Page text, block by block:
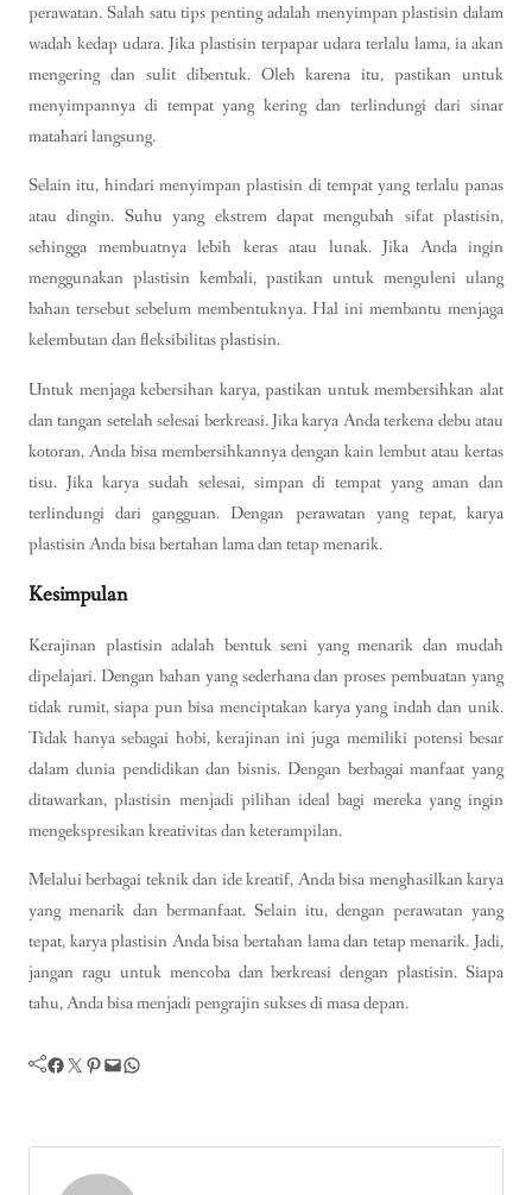
perawatan. Salah satu tips penting adalah menyimpan plastisin dalam
wadah kedap udara. Jika plastisin terpapar udara terlalu lama, ia akan
mengering dan sulit dibentuk. Oleh karena itu, pastikan untuk
menyimpannya di tempat yang kering dan terlindungi dari sinar
matahari langsung.
Selain itu, hindari menyimpan plastisin di tempat yang terlalu panas
atau dingin. Suhu yang ekstrem dapat mengubah sifat plastisin,
sehingga membuatnya lebih keras atau lunak. Jika Anda ingin
menggunakan plastisin kembali, pastikan untuk menguleni ulang
bahan tersebut sebelum membentuknya. Hal ini membantu menjaga
kelembutan dan fleksibilitas plastisin.
Untuk menjaga kebersihan karya, pastikan untuk membersihkan alat
dan tangan setelah selesai berkreasi. Jika karya Anda terkena debu atau
kotoran, Anda bisa membersihkannya dengan kain lembut atau kertas
tisu. Jika karya sudah selesai, simpan di tempat yang aman dan
terlindungi dari gangguan. Dengan perawatan yang tepat, karya
plastisin Anda bisa bertahan lama dan tetap menarik.
Kesimpulan
Kerajinan plastisin adalah bentuk seni yang menarik dan mudah
dipelajari. Dengan bahan yang sederhana dan proses pembuatan yang
tidak rumit, siapa pun bisa menciptakan karya yang indah dan unik.
Tidak hanya sebagai hobi, kerajinan ini juga memiliki potensi besar
dalam dunia pendidikan dan bisnis. Dengan berbagai manfaat yang
ditawarkan, plastisin menjadi pilihan ideal bagi mereka yang ingin
mengekspresikan kreativitas dan keterampilan.
Melalui berbagai teknik dan ide kreatif, Anda bisa menghasilkan karya
yang menarik dan bermanfaat. Selain itu, dengan perawatan yang
tepat, karya plastisin Anda bisa bertahan lama dan tetap menarik. Jadi,
jangan ragu untuk mencoba dan berkreasi dengan plastisin. Siapa
tahu, Anda bisa menjadi pengrajin sukses di masa depan.
Facebook Twitter Pinterest Mail WhatsApp